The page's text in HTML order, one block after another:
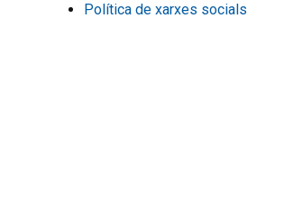
Política de xarxes socials